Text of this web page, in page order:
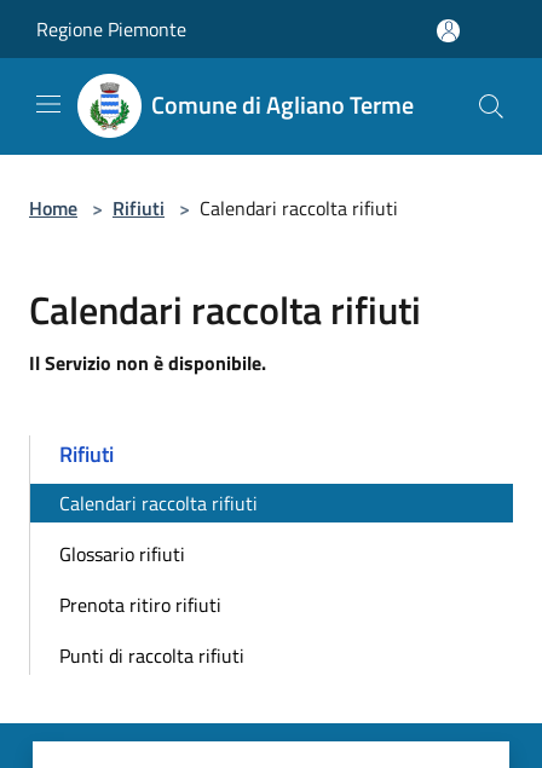
Regione Piemonte
Comune di Agliano Terme
Home > Rifiuti > Calendari raccolta rifiuti
Calendari raccolta rifiuti
Il Servizio non è disponibile.
Rifiuti
Calendari raccolta rifiuti
Glossario rifiuti
Prenota ritiro rifiuti
Punti di raccolta rifiuti